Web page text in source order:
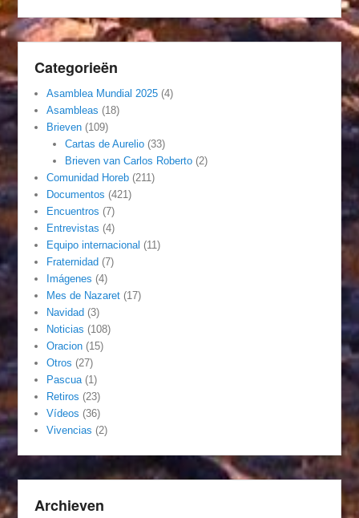
Categorieën
Asamblea Mundial 2025 (4)
Asambleas (18)
Brieven (109)
Cartas de Aurelio(33)
Brieven van Carlos Roberto(2)
Comunidad Horeb (211)
Documentos (421)
Encuentros (7)
Entrevistas (4)
Equipo internacional (11)
Fraternidad (7)
Imágenes (4)
Mes de Nazaret (17)
Navidad (3)
Noticias (108)
Oracion (15)
Otros (27)
Pascua (1)
Retiros (23)
Vídeos (36)
Vivencias (2)
Archieven